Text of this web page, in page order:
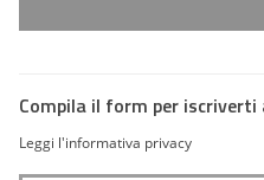
Compila il form per
Leggi l'informativa privacy